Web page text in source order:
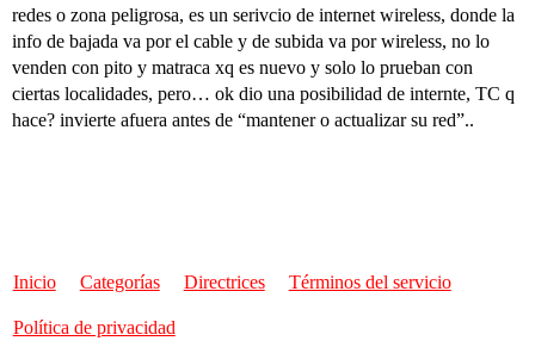
redes o zona peligrosa, es un serivcio de internet wireless, donde la
info de bajada va por el cable y de subida va por wireless, no lo
venden con pito y matraca xq es nuevo y solo lo prueban con
ciertas localidades, pero… ok dio una posibilidad de internte, TC q
hace? invierte afuera antes de “mantener o actualizar su red”..
Inicio Categorías Directrices Términos del servicio
Política de privacidad